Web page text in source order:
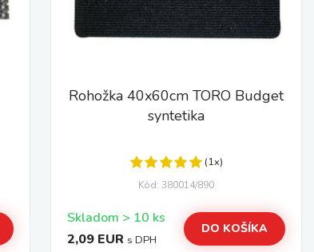
Rohožka 40x60cm TORO Budget
syntetika
(1x)
Kód: 380014/890
Skladom > 10 ks
2,09 EUR s DPH
DO KOŠÍKA